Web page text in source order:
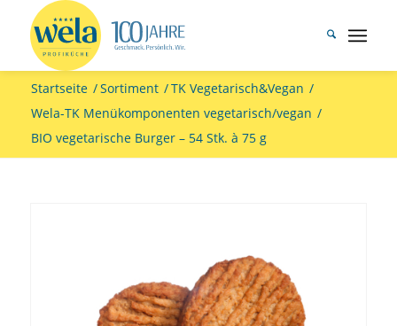
Startseite /Sortiment /TK Vegetarisch&Vegan /
Wela-TK Menükomponenten vegetarisch/vegan /
BIO vegetarische Burger – 54 Stk. à 75 g